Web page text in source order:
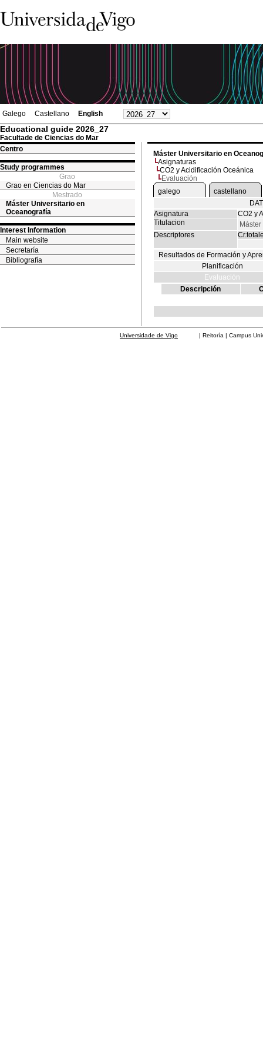
Galego Castellano English
Educational guide 2026_27
Facultade de Ciencias do Mar
Centro
Study programmes
Grao
Grao en Ciencias do Mar
Mestrado
Máster Universitario en
Oceanografía
Interest Information
Main website
Secretaría
Bibliografía
Máster Universitario en
Asignaturas
CO2 y Acidificación Oceánica
Evaluación
galego
castellano
Asignatura
CO2 y
Titulacion
Descriptores
Resultados de Formación y
Planificación
Evaluación
Descripción
Universidade de Vigo | Reitoría | Campus